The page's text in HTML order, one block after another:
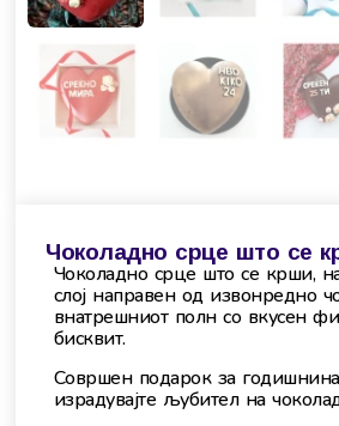
Чоколадно срце што се
Чоколадно срце што се крши,
слој направен од извонредно
внатрешниот полн со вкусен
бисквит.
Совршен подарок за
израдувајте љубител на